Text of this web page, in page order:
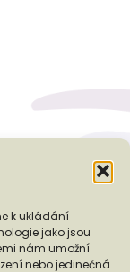
k ukládání
jako jsou
nám umožní
nebo jedinečná